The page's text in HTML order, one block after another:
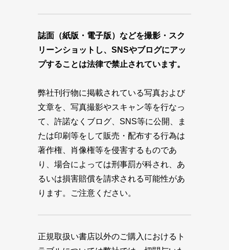
誌面（紙版・電子版）などを撮影・スク
リーンショットし、SNSやブログにアッ
プすることは法律で禁止されています。
弊社刊行物に掲載されている写真および
文章を、写真撮影やスキャン等を行なっ
て、許諾なくブログ、SNS等に公開、ま
たは印刷等をして販売・配布する行為は
著作権、肖像権等を侵害するものであ
り、場合によっては刑事罰が科され、あ
るいは損害賠償を請求される可能性があ
ります。ご注意ください。
正規取扱い書店以外のご購入におけるト